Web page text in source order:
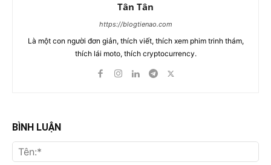
Tân Tân
https://blogtienao.com
Là một con người đơn giản, thích viết, thích xem phim trinh thám,
thích lái moto, thích cryptocurrency.
BÌNH LUẬN